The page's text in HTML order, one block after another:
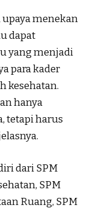
upaya menekan
dapat
yang menjadi
para kader
kesehatan.
hanya
tetapi harus
dari SPM
SPM
Ruang, SPM